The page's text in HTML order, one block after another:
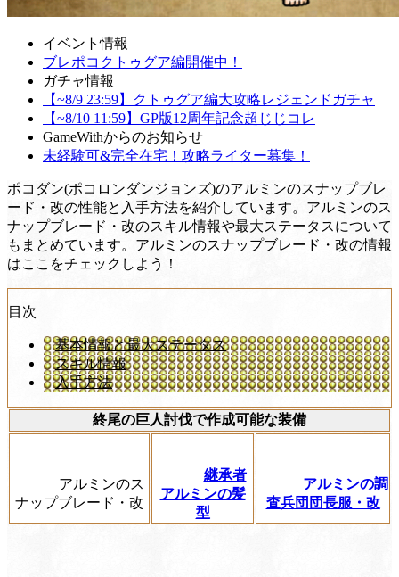
イベント情報
ブレポコクトゥグア編開催中！
ガチャ情報
【~8/9 23:59】クトゥグア編大攻略レジェンドガチャ
【~8/10 11:59】GP版12周年記念超じじコレ
GameWithからのお知らせ
未経験可&完全在宅！攻略ライター募集！
ポコダン(ポコロンダンジョンズ)のアルミンのスナップブレ
ード・改の性能と入手方法を紹介しています。アルミンのス
ナップブレード・改のスキル情報や最大ステータスについて
もまとめています。アルミンのスナップブレード・改の情報
はここをチェックしよう！
目次
基本情報と最大ステータス
スキル情報
入手方法
終尾の巨人討伐で作成可能な装備
アルミンのス
ナップブレード・改
継承者
アルミンの髪
型
アルミンの調
査兵団団長服・改